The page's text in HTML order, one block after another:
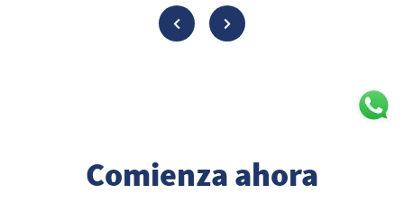
Comienza ahora